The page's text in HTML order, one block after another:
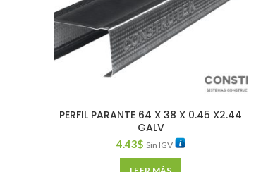
PERFIL PARANTE 64 X 38 X 0.45 X2.44
GALV
4.43$ Sin IGV
LEER MÁS